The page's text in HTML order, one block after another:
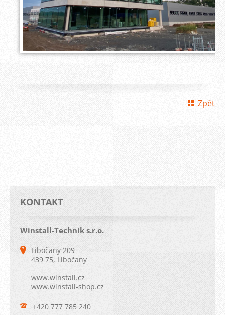
Zpět
KONTAKT
Winstall-Technik s.r.o.
Libočany 209
439 75, Libočany
www.winstall.cz
www.winstall-shop.cz
+420 777 785 240